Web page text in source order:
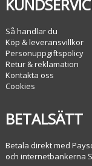
Så handlar du
Köp & leveransvillkor
Personuppgiftspolicy
Retur & reklamation
Kontakta oss
Cookies
BETALSÄTT
Betala direkt med
och internetbankerna